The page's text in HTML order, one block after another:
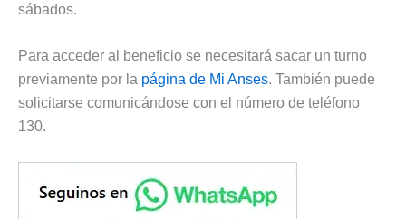
sábados.
Para acceder al beneficio se necesitará sacar un turno
previamente por la página de Mi Anses. También puede
solicitarse comunicándose con el número de teléfono
130.